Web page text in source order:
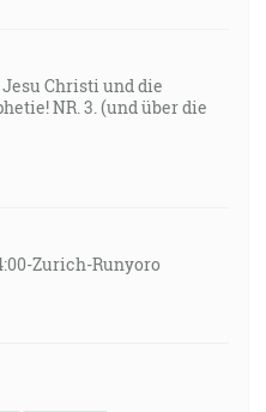
Christi und die
NR. 3. (und über die
Zurich-Runyoro